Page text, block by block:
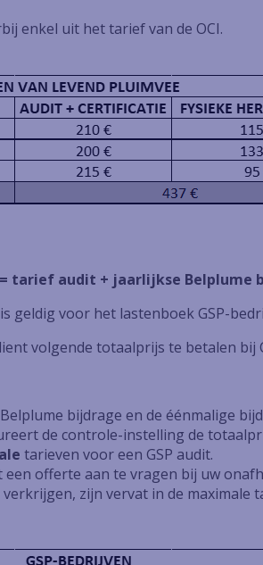
enkel uit het tarief van de OCI.
tarief audit + jaarlijkse Belplume
geldig voor het lastenboek GSP-
volgende totaalprijs te betalen
bijdrage en de éénmalige
de controle-instelling de
tarieven voor een GSP audit.
een offerte aan te vragen bij uw
zijn vervat in de maximale